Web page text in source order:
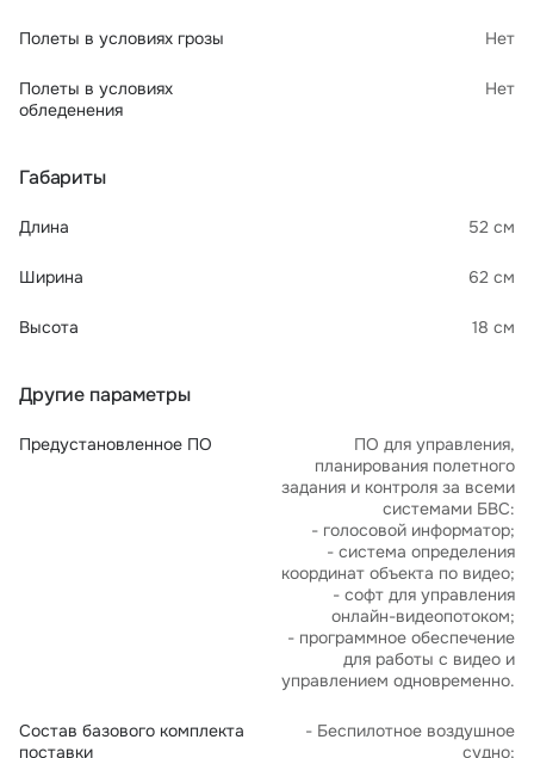
Полеты в условиях грозы Нет
Полеты в условиях
обледенения
Нет
Габариты
Длина 52 см
Ширина 62 см
Высота 18 см
Другие параметры
Предустановленное ПО
ПО для управления,
планирования полетного
задания и контроля за всеми
системами БВС:
- голосовой информатор;
- система определения
координат объекта по видео;
- софт для управления
онлайн-видеопотоком;
- программное обеспечение
для работы с видео и
управлением одновременно.
Состав базового комплекта
поставки
- Беспилотное воздушное
судно;